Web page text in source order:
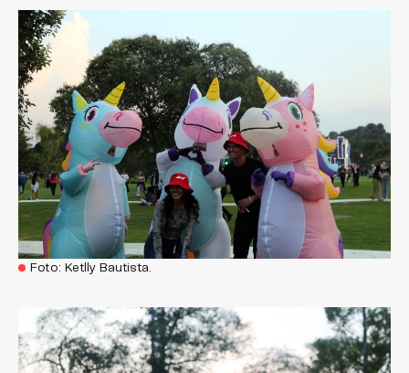
Foto: Ketlly Bautista.